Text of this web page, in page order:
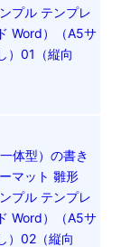
プル テンプレ
Word）（A5サ
）01（縦向
体型）の書き
マット 雛形
プル テンプレ
Word）（A5サ
）02（縦向